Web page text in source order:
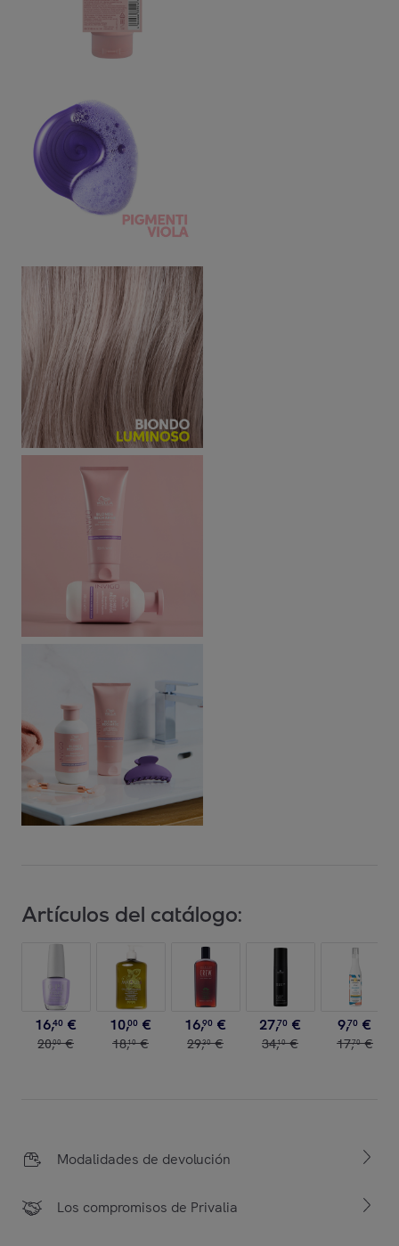
Artículos del catálogo:
16,40 €
20,00 €
10,00 €
18,10 €
16,90 €
29,30 €
27,70 €
34,10 €
9,70 €
17,70 €
Modalidades de devolución
Los compromisos de Privalia